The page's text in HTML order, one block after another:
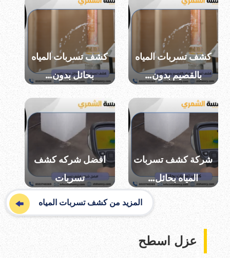
كشف تسربات المياه
بالقصيم بدون…
كشف تسربات المياه
بحائل بدون…
شركة كشف تسربات
المياه بحائل…
افضل شركه كشف
تسربات
المزيد من كشف تسربات المياه
عزل اسطح